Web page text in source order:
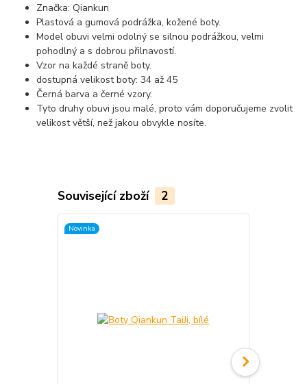
Značka: Qiankun
Plastová a gumová podrážka, kožené boty.
Model obuvi velmi odolný se silnou podrážkou, velmi
pohodlný a s dobrou přilnavostí.
Vzor na každé straně boty.
dostupná velikost boty: 34 až 45
Černá barva a černé vzory.
Tyto druhy obuvi jsou malé, proto vám doporučujeme zvolit
velikost větší, než jakou obvykle nosíte.
Související zboží 2
Novinka